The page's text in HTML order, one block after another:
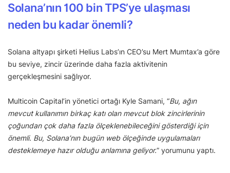
Solana’nın 100 bin TPS’ye ulaşması
neden bu kadar önemli?
Solana altyapı şirketi Helius Labs’ın CEO’su Mert Mumtax’a göre
bu seviye, zincir üzerinde daha fazla aktivitenin
gerçekleşmesini sağlıyor.
Multicoin Capital’in yönetici ortağı Kyle Samani, “Bu, ağın
mevcut kullanımın birkaç katı olan mevcut blok zincirlerinin
çoğundan çok daha fazla ölçeklenebileceğini gösterdiği için
önemli. Bu, Solana’nın bugün web ölçeğinde uygulamaları
desteklemeye hazır olduğu anlamına geliyor.” yorumunu yaptı.